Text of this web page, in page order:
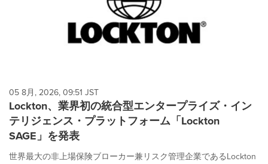
05 8月, 2026, 09:51 JST
Lockton、業界初の統合型エンタープライズ・イン
テリジェンス・プラットフォーム「Lockton
SAGE」を発表
世界最大の非上場保険ブローカー兼リスク管理企業であるLockton